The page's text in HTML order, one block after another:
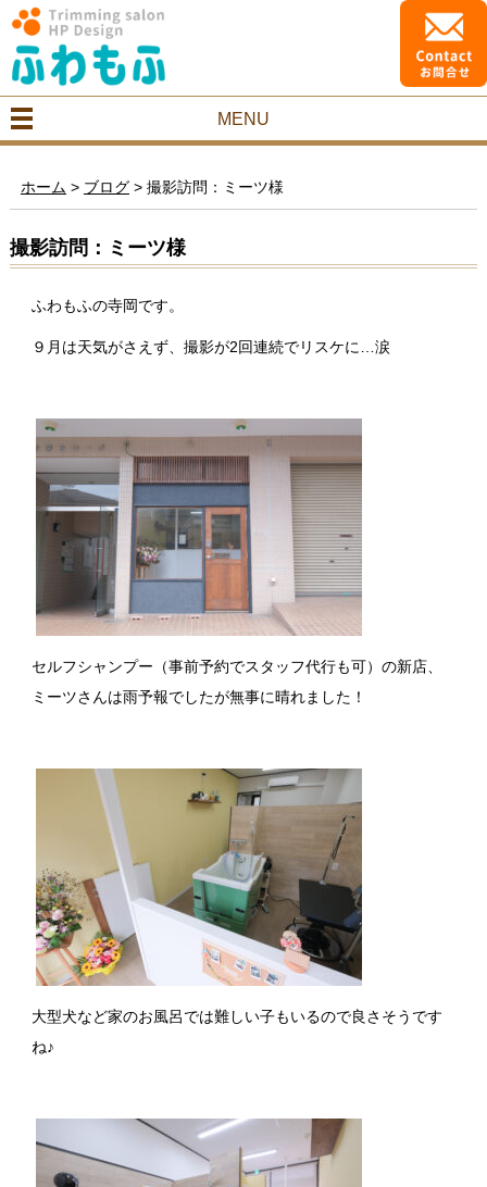
MENU
ホーム > ブログ> 撮影訪問：ミーツ様
撮影訪問：ミーツ様
ふわもふの寺岡です。
９月は天気がさえず、撮影が2回連続でリスケに…涙
セルフシャンプー（事前予約でスタッフ代行も可）の新店、
ミーツさんは雨予報でしたが無事に晴れました！
大型犬など家のお風呂では難しい子もいるので良さそうです
ね♪